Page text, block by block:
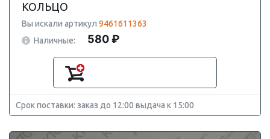
КОЛЬЦО
Вы искали артикул 9461611363
Наличные:
580 ₽
Срок поставки: заказ до 12:00 выдача к 15:00